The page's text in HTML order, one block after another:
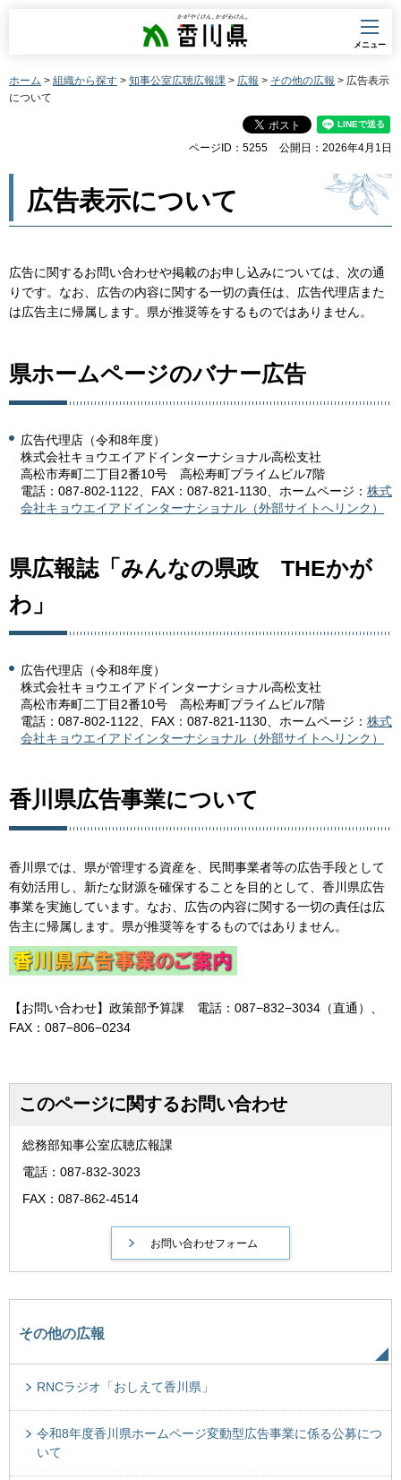
香川県
メニュー
ホーム > 組織から探す > 知事公室広聴広報課 > 広報 > その他の広報 > 広告表示
について
ページID：5255 公開日：2026年4月1日
広告表示について
広告に関するお問い合わせや掲載のお申し込みについては、次の通
りです。なお、広告の内容に関する一切の責任は、広告代理店また
は広告主に帰属します。県が推奨等をするものではありません。
県ホームページのバナー広告
広告代理店（令和8年度）
株式会社キョウエイアドインターナショナル高松支社
高松市寿町二丁目2番10号 高松寿町プライムビル7階
電話：087-802-1122、FAX：087-821-1130、ホームページ： 株式
会社キョウエイアドインターナショナル（外部サイトへリンク）
県広報誌「みんなの県政 THEかが
わ」
広告代理店（令和8年度）
株式会社キョウエイアドインターナショナル高松支社
高松市寿町二丁目2番10号 高松寿町プライムビル7階
電話：087-802-1122、FAX：087-821-1130、ホームページ： 株式
会社キョウエイアドインターナショナル（外部サイトへリンク）
香川県広告事業について
香川県では、県が管理する資産を、民間事業者等の広告手段として
有効活用し、新たな財源を確保することを目的として、香川県広告
事業を実施しています。なお、広告の内容に関する一切の責任は広
告主に帰属します。県が推奨等をするものではありません。
【お問い合わせ】政策部予算課 電話：087−832−3034（直通）、
FAX：087−806−0234
このページに関するお問い合わせ
総務部知事公室広聴広報課
電話：087-832-3023
FAX：087-862-4514
その他の広報
RNCラジオ「おしえて香川県」
令和8年度香川県ホームページ変動型広告事業に係る公募につ
いて